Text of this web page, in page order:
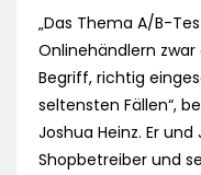
„Das Thema A/B-
Onlinehändlern
Begriff, richtig
seltensten Fällen“,
Joshua Heinz. Er
Shopbetreiber und